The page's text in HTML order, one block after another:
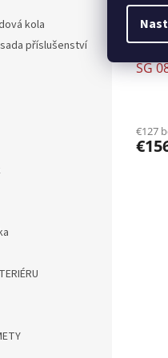
kola
příslušenství
SG
€127